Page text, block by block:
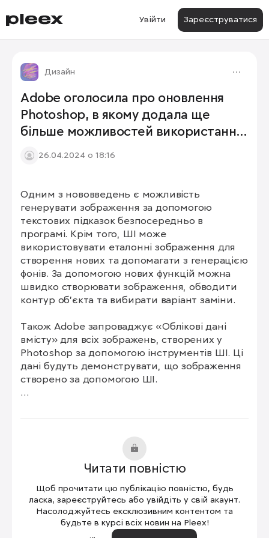
Увійти Зареєструватися
Дизайн
Adobe оголосила про оновлення
Photoshop, в якому додала ще
більше можливостей використання
ШІ
26.04.2024 о 18:16
Одним з нововведень є можливість
генерувати зображення за допомогою
текстових підказок безпосередньо в
програмі. Крім того, ШІ може
використовувати еталонні зображення для
створення нових та допомагати з генерацією
фонів. За допомогою нових функцій можна
швидко створювати зображення, обводити
контур об'єкта та вибирати варіант заміни.
Також Adobe запроваджує «Облікові дані
вмісту» для всіх зображень, створених у
Photoshop за допомогою інструментів ШІ. Ці
дані будуть демонструвати, що зображення
створено за допомогою ШІ.
Читати повністю
Щоб прочитати цю публікацію повністю, будь
ласка, зареєструйтесь або увійдіть у свій акаунт.
Насолоджуйтесь ексклюзивним контентом та
будьте в курсі всіх новин на Pleex!